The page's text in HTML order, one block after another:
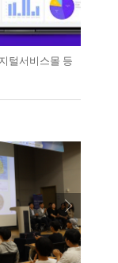
털서비스몰 등